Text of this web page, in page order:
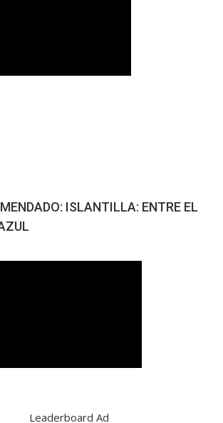
ISLANTILLA: ENTRE EL